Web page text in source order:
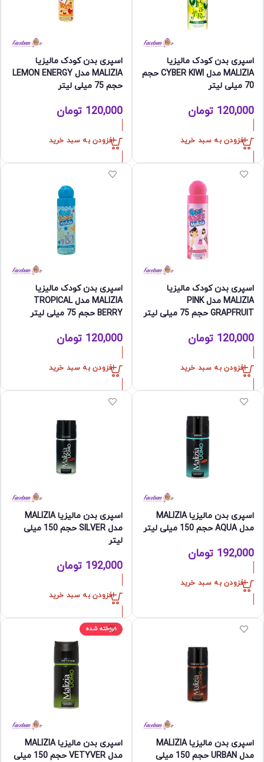
اسپری بدن کودک مالیزیا
MALIZIA مدل CYBER KIWI حجم
70 میلی لیتر
120,000 تومان
افزودن به سبد خرید
اسپری بدن کودک مالیزیا
MALIZIA مدل LEMON ENERGY
حجم 75 میلی لیتر
120,000 تومان
افزودن به سبد خرید
اسپری بدن کودک مالیزیا
MALIZIA مدل PINK
GRAPFRUIT حجم 75 میلی لیتر
120,000 تومان
افزودن به سبد خرید
اسپری بدن کودک مالیزیا
MALIZIA مدل TROPICAL
BERRY حجم 75 میلی لیتر
120,000 تومان
افزودن به سبد خرید
اسپری بدن مالیزیا MALIZIA
مدل AQUA حجم 150 میلی لیتر
192,000 تومان
افزودن به سبد خرید
اسپری بدن مالیزیا MALIZIA
مدل SILVER حجم 150 میلی
لیتر
192,000 تومان
افزودن به سبد خرید
اسپری بدن مالیزیا MALIZIA
مدل URBAN حجم 150 میلی
فروخته شده
اسپری بدن مالیزیا MALIZIA
مدل VETYVER حجم 150 میلی